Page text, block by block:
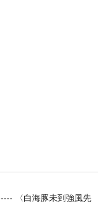
〈白海豚未到強風先